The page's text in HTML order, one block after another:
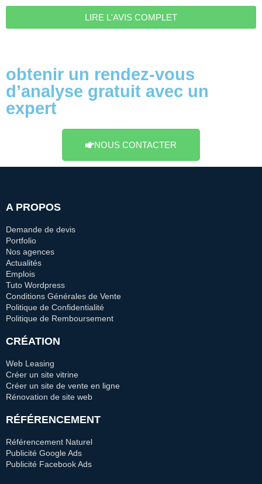
LIRE L'AVIS COMPLET
obtenir un rendez-vous
d’analyse gratuit avec un
expert
NOUS CONTACTER
A PROPOS
Demande de devis
Portfolio
Nos agences
Actualités
Emplois
Tuto Wordpress
Conditions Générales de Vente
Politique de Confidentialité
Politique de Remboursement
CRÉATION
Web Leasing
Créer un site vitrine
Créer un site de vente en ligne
Rénovation de site web
RÉFÉRENCEMENT
Référencement Naturel
Publicité Google Ads
Publicité Facebook Ads